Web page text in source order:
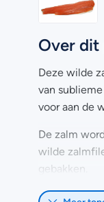
Over
Deze wilde
van
voor aan de
De zalm
wilde
gebakken.
Verder